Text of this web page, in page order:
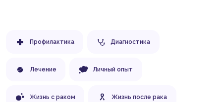
Профилактика Диагностика
Лечение Личный опыт
Жизнь с раком Жизнь после рака